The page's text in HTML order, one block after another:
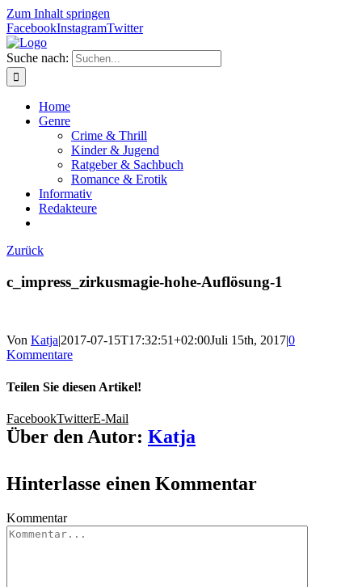
Zum Inhalt springen
FacebookInstagramTwitter
Suche nach:
Home
Genre
Crime & Thrill
Kinder & Jugend
Ratgeber & Sachbuch
Romance & Erotik
Informativ
Redakteure
Zurück
c_impress_zirkusmagie-hohe-Auflösung-1
Von Katja|2017-07-15T17:32:51+02:00Juli 15th, 2017|0
Kommentare
Teilen Sie diesen Artikel!
FacebookTwitterE-Mail
Über den Autor: Katja
Hinterlasse einen Kommentar
Kommentar